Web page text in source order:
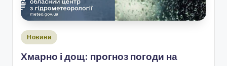
Опубліковано
Новини
Хмарно і дощ: прогноз погоди на